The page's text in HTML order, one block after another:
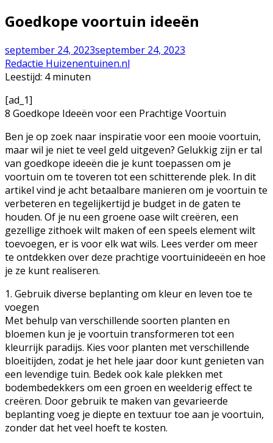
Goedkope voortuin ideeën
september 24, 2023september 24, 2023
Redactie Huizenentuinen.nl
Leestijd: 4 minuten
[ad_1]
8 Goedkope Ideeën voor een Prachtige Voortuin
Ben je op zoek naar inspiratie voor een mooie voortuin,
maar wil je niet te veel geld uitgeven? Gelukkig zijn er tal
van goedkope ideeën die je kunt toepassen om je
voortuin om te toveren tot een schitterende plek. In dit
artikel vind je acht betaalbare manieren om je voortuin te
verbeteren en tegelijkertijd je budget in de gaten te
houden. Of je nu een groene oase wilt creëren, een
gezellige zithoek wilt maken of een speels element wilt
toevoegen, er is voor elk wat wils. Lees verder om meer
te ontdekken over deze prachtige voortuinideeën en hoe
je ze kunt realiseren.
1. Gebruik diverse beplanting om kleur en leven toe te
voegen
Met behulp van verschillende soorten planten en
bloemen kun je je voortuin transformeren tot een
kleurrijk paradijs. Kies voor planten met verschillende
bloeitijden, zodat je het hele jaar door kunt genieten van
een levendige tuin. Bedek ook kale plekken met
bodembedekkers om een groen en weelderig effect te
creëren. Door gebruik te maken van gevarieerde
beplanting voeg je diepte en textuur toe aan je voortuin,
zonder dat het veel hoeft te kosten.